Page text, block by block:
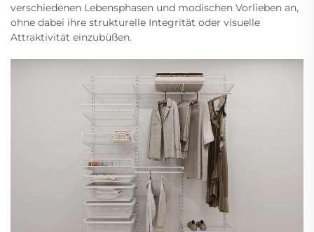
verschiedenen Lebensphasen und modischen Vorlieben an,
ohne dabei ihre strukturelle Integrität oder visuelle
Attraktivität einzubüßen.